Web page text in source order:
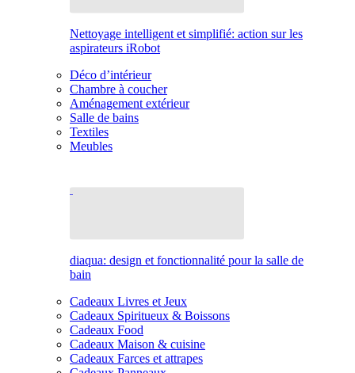
Nettoyage intelligent et simplifié: action sur les
aspirateurs iRobot
Déco d’intérieur
Chambre à coucher
Aménagement extérieur
Salle de bains
Textiles
Meubles
diaqua: design et fonctionnalité pour la salle de
bain
Cadeaux Livres et Jeux
Cadeaux Spiritueux & Boissons
Cadeaux Food
Cadeaux Maison & cuisine
Cadeaux Farces et attrapes